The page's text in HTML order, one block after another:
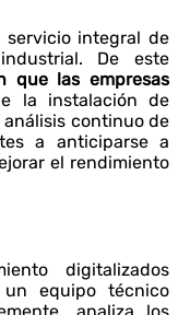
servicio integral de
De este
que las empresas
la instalación de
continuo de
a anticiparse a
el rendimiento
digitalizados
equipo técnico
analiza los